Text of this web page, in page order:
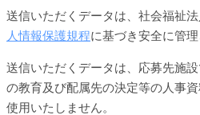
送信いただくデータは、社会福祉
人情報保護規程に基づき安全に管理
送信いただくデータは、応募先施
の教育及び配属先の決定等の人事
使用いたしません。